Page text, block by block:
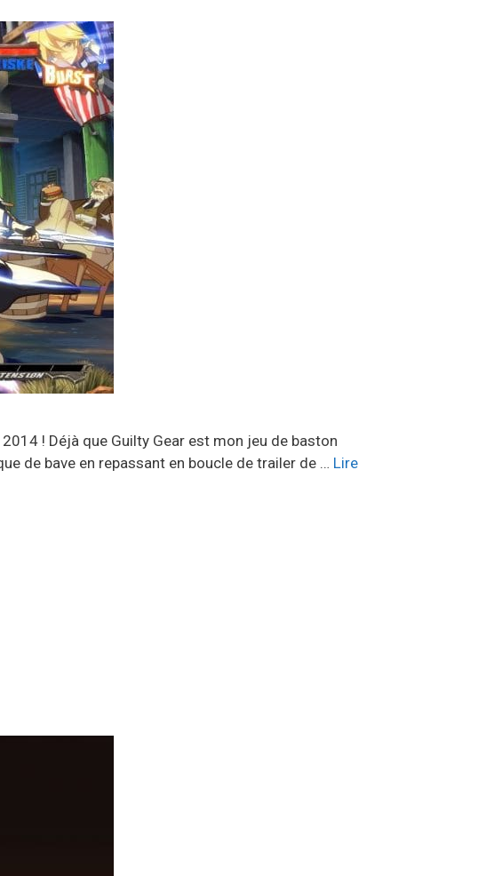
! Déjà que Guilty Gear est mon jeu de baston
de bave en repassant en boucle de trailer de … Lire